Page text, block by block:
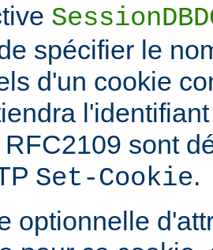
spécifier le
d'un cookie
sont
Set-Cookie.
optionnelle